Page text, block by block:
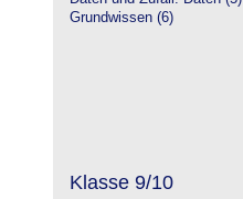
Grundwissen (6)
Klasse 9/10